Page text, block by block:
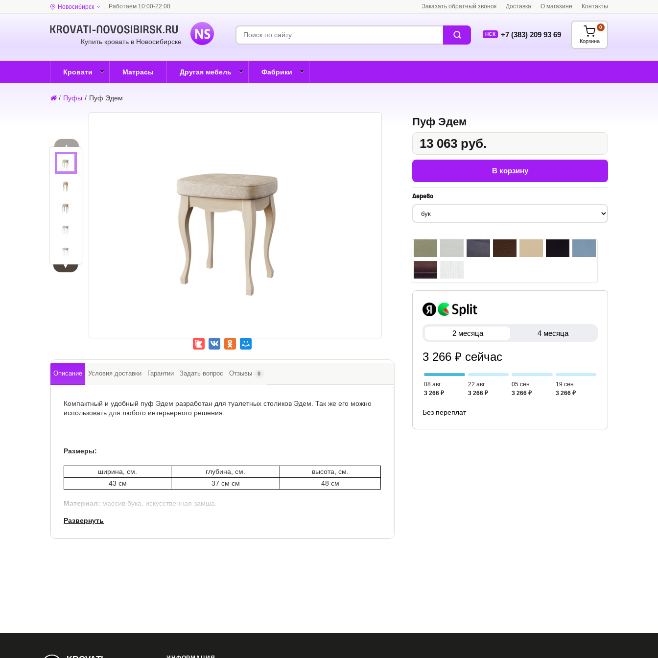
Новосибирск Работаем 10:00-22:00 Заказать обратный звонок Доставка О магазине Контакты
Купить кровать в Новосибирске
НСК +7 (383) 209 93 69
Корзина
0
Кровати Матрасы Другая мебель Фабрики
/ Пуфы / Пуф Эдем
▲
▼
Пуф Эдем
13 063 руб.
В корзину
Дерево
2 месяца 4 месяца
3 266 ₽ сейчас
08 авг
3 266 ₽
22 авг
3 266 ₽
05 сен
3 266 ₽
19 сен
3 266 ₽
Без переплат
Описание Условия доставки Гарантии Задать вопрос Отзывы 0
Компактный и удобный пуф Эдем разработан для туалетных столиков Эдем. Так же его можно
использовать для любого интерьерного решения.
Размеры:
ширина, см. глубина, см.
высота, см.
43 см
37 см см 48 см
Материал: массив бука, искусственная замша.
Развернуть